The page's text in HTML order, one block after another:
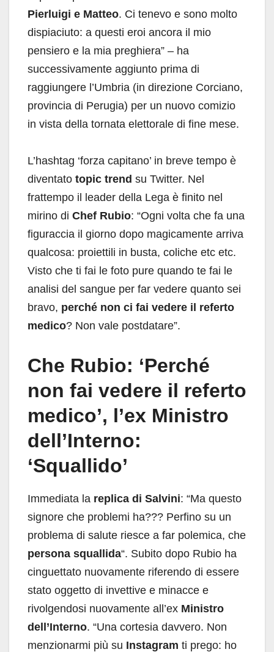
Pierluigi e Matteo. Ci tenevo e sono molto
dispiaciuto: a questi eroi ancora il mio
pensiero e la mia preghiera” – ha
successivamente aggiunto prima di
raggiungere l’Umbria (in direzione Corciano,
provincia di Perugia) per un nuovo comizio
in vista della tornata elettorale di fine mese.
L’hashtag ‘forza capitano’ in breve tempo è
diventato topic trend su Twitter. Nel
frattempo il leader della Lega è finito nel
mirino di Chef Rubio: “Ogni volta che fa una
figuraccia il giorno dopo magicamente arriva
qualcosa: proiettili in busta, coliche etc etc.
Visto che ti fai le foto pure quando te fai le
analisi del sangue per far vedere quanto sei
bravo, perché non ci fai vedere il referto
medico? Non vale postdatare”.
Che Rubio: ‘Perché
non fai vedere il referto
medico’, l’ex Ministro
dell’Interno:
‘Squallido’
Immediata la replica di Salvini: “Ma questo
signore che problemi ha??? Perfino su un
problema di salute riesce a far polemica, che
persona squallida“. Subito dopo Rubio ha
cinguettato nuovamente riferendo di essere
stato oggetto di invettive e minacce e
rivolgendosi nuovamente all’ex Ministro
dell’Interno. “Una cortesia davvero. Non
menzionarmi più su Instagram ti prego: ho